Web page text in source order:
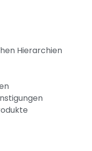
Hierarchien